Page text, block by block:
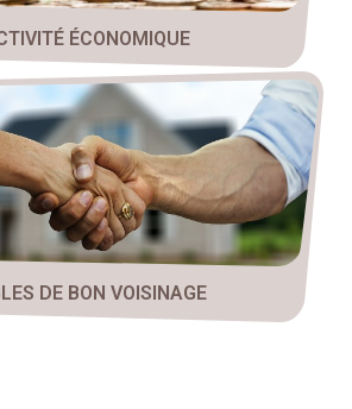
ÉCONOMIQUE
DE BON VOISINAGE